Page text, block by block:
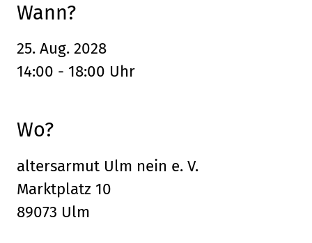
Wann?
25. Aug. 2028
14:00 - 18:00 Uhr
Wo?
altersarmut Ulm nein e. V.
Marktplatz 10
89073 Ulm